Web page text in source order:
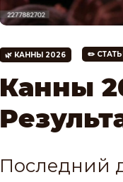
🌿 КАННЫ 2026 ✏️
Канны
Последний